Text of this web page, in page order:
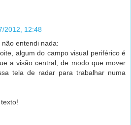
2012, 12:48
entendi nada:
algum do campo visual periférico é
a visão central, de modo que mover
tela de radar para trabalhar numa